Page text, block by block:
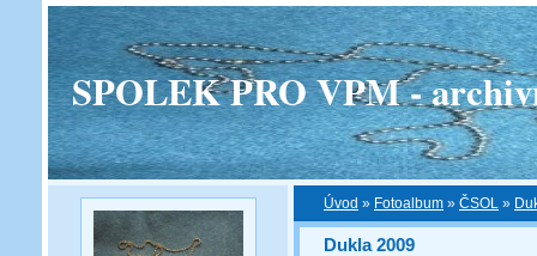
SPOLEK PRO VPM -
Úvod » Fotoalbum » ČSOL »
Dukla 2009